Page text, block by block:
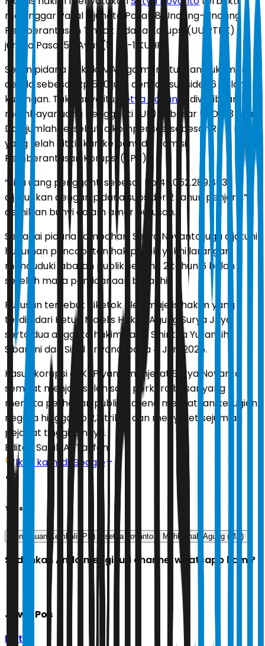
melanggar Pasal 3 juncto Pasal 18 Undang-Undang
Pemberantasan Tindak Pidana Korupsi (UU PTPK)
juncto Pasal 55 Ayat (1) ke-1 KUHP.
Selain pidana pokok, MA juga menjatuhkan hukuman
denda sebesar Rp 500 juta dengan subsider 6 bulan
kurungan. Tak hanya itu,
Setya Novanto
diwajibkan
membayar uang pengganti (UP) sebesar USD 7,3 juta.
Dari jumlah tersebut, dikompensasi sebesar Rp 5 miliar
yang telah dititipkan ke penyidik Komisi
Pemberantasan Korupsi (KPK).
“Sisa uang pengganti sebesar Rp 49.052.289.803
dijatuhkan dengan pidana subsider 2 tahun penjara,”
demikian bunyi dalam amar putusan.
Sebagai pidana tambahan, Setya Novanto juga dijatuhi
hukuman pencabutan hak politik, yakni larangan
menduduki jabatan publik selama 2 tahun 6 bulan
setelah masa pemidanaan berakhir.
Putusan tersebut diketok oleh majelis hakim yang
terdiri dari Ketua Majelis Hakim Agung Surya Jaya,
serta dua anggota hakim yakni Sinintha Yuliansih
Sibarani dan Sigid Triyono, pada 4 Juni 2025.
Kasus korupsi e-KTP yang menjerat Setya Novanto
sempat menjadi salah satu perkara besar yang
menyita perhatian publik, karena melibatkan kerugian
negara hingga Rp 2,3 triliun dan menyeret sejumlah
pejabat tinggi lainnya.
Editor: Sabik Aji Taufan
Ikuti kami di Google
Tags
Peninjauan Kembali (PK) setya novanto Mahkamah Agung (MA)
Sudahkah Anda mengikuti channel whatsapp kami?
Jawa Pos
Ikuti